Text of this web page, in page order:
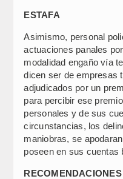
ESTAFA
Asimismo, personal
actuaciones panales
modalidad engaño vía
dicen ser de empresas
adjudicados por un
para percibir ese
personales y de sus
circunstancias, los
maniobras, se
poseen en sus cuentas
RECOMENDACIONES